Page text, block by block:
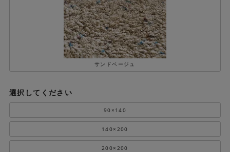
サンドベージュ
選択してください
90×140
140×200
200×200